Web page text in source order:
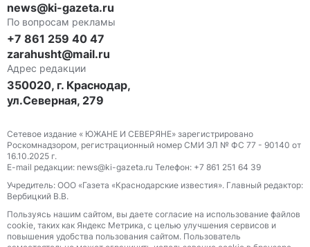
news@ki-gazeta.ru
По вопросам рекламы
+7 861 259 40 47
zarahusht@mail.ru
Адрес редакции
350020, г. Краснодар,
ул.Северная, 279
Сетевое издание « ЮЖАНЕ И СЕВЕРЯНЕ» зарегистрировано
Роскомнадзором, регистрационный номер СМИ ЭЛ № ФС 77 - 90140 от
16.10.2025 г.
E-mail редакции: news@ki-gazeta.ru Телефон: +7 861 251 64 39
Учредитель: ООО «Газета «Краснодарские известия». Главный редактор:
Вербицкий В.В.
Пользуясь нашим сайтом, вы даете согласие на использование файлов
сооkіе, таких как Яндекс Метрика, с целью улучшения сервисов и
повышения удобства пользования сайтом. Пользователь